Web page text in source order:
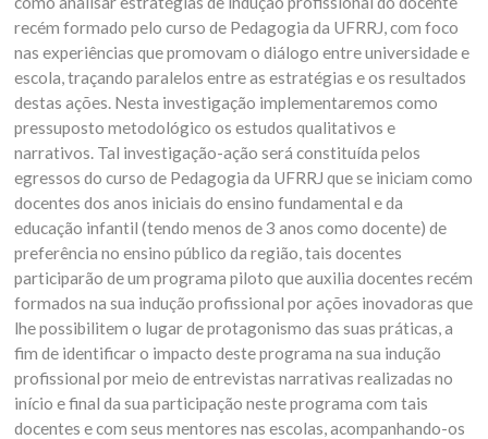
recém formado pelo curso de Pedagogia da UFRRJ, com foco
nas experiências que promovam o diálogo entre universidade e
escola, traçando paralelos entre as estratégias e os resultados
destas ações. Nesta investigação implementaremos como
pressuposto metodológico os estudos qualitativos e
narrativos. Tal investigação-ação será constituída pelos
egressos do curso de Pedagogia da UFRRJ que se iniciam como
docentes dos anos iniciais do ensino fundamental e da
educação infantil (tendo menos de 3 anos como docente) de
preferência no ensino público da região, tais docentes
participarão de um programa piloto que auxilia docentes recém
formados na sua indução profissional por ações inovadoras que
lhe possibilitem o lugar de protagonismo das suas práticas, a
fim de identificar o impacto deste programa na sua indução
profissional por meio de entrevistas narrativas realizadas no
início e final da sua participação neste programa com tais
docentes e com seus mentores nas escolas, acompanhando-os